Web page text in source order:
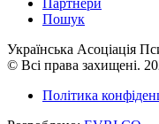
Партнери
Пошук
Українська Асоціація
© Всі права захищені.
Політика